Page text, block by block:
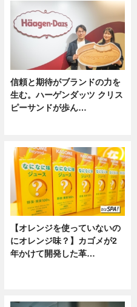
信頼と期待がブランドの力を
生む。ハーゲンダッツ クリス
ピーサンドが歩ん…
【オレンジを使っていないの
にオレンジ味？】カゴメが2
年かけて開発した革…